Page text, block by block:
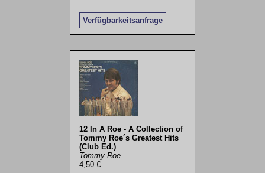
Verfügbarkeitsanfrage
12 In A Roe - A Collection of
Tommy Roe´s Greatest Hits
(Club Ed.)
Tommy Roe
4,50 €